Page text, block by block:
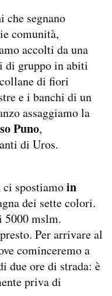
che segnano
comunità,
accolti da una
di gruppo in abiti
di fiori
e i banchi di un
assaggiamo la
Puno,
di Uros.
spostiamoin
dei sette colori.
5000 mslm.
Per arrivare al
cominceremo a
due ore di strada: è
priva di